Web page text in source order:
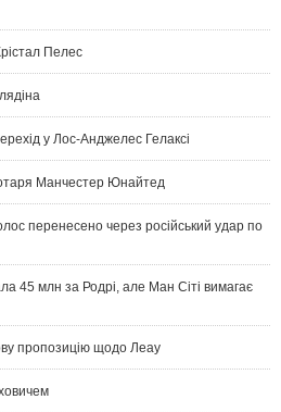
Пелес
у Лос-Анджелес Гелаксі
Манчестер Юнайтед
перенесено через російський удар по
45 млн за Родрі, але Ман Сіті вимагає
пропозицію щодо Леау